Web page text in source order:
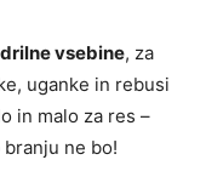
vsebine, za
uganke in rebusi
in malo za res –
ne bo!